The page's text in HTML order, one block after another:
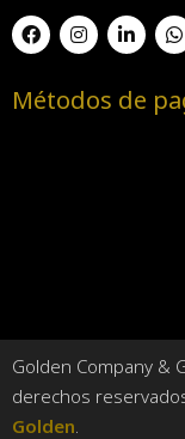
Métodos de
Golden Company &
derechos
Golden